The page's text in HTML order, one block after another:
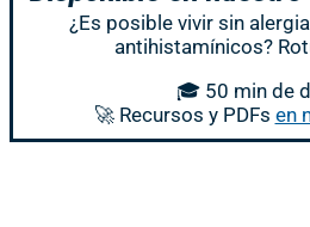
¿Es posible vivir sin
antihistamínicos?
🎓 50 min de
🚀 Recursos y PDFs en